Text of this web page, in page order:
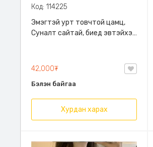
Код: 114225
Эмэгтэй урт товчтой цамц,
Суналт сайтай, биед эвтэйхэн
загварлаг чамин хийцтэй
42,000₮
Бэлэн байгаа
Хурдан харах